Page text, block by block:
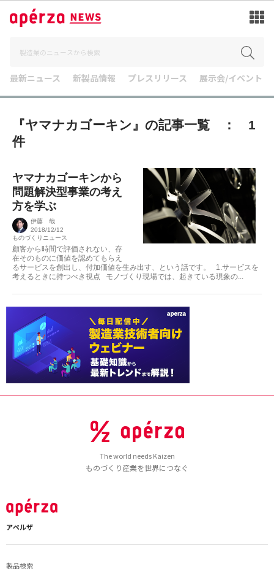
最新ニュース 新製品情報 プレスリリース 展示会/イベント
『ヤマナカゴーキン』の記事一覧 ： 1
件
ヤマナカゴーキンから
問題解決型事業の考え
方を学ぶ
伊藤 哉
2018/12/12
ものづくりニュース
顧客から時間で評価されない、存
在そのものに価値を認めてもらえ
るサービスを創出し、付加価値を生み出す、という話です。 1.サービスを
考えるときに持つべき視点 モノづくり現場では、起きている現象の...
The world needs Kaizen
ものづくり産業を世界につなぐ
アペルザ
製品検索